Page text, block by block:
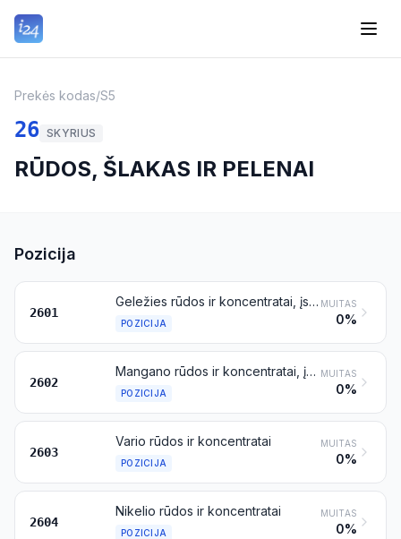
Prekės kodas/S5
26 SKYRIUS
RŪDOS, ŠLAKAS IR PELENAI
Pozicija
2601
Geležies rūdos ir koncentratai, įskaitant degtus geležies piritus
POZICIJA
MUITAS
0%
2602
Mangano rūdos ir koncentratai, įskaitant geležingas mangano rūdas ir koncentratus, kuriuose manganas sudaro ne mažiau kaip 20 % sausojo produkto masės
POZICIJA
MUITAS
0%
2603
Vario rūdos ir koncentratai
POZICIJA
MUITAS
0%
2604
Nikelio rūdos ir koncentratai
POZICIJA
MUITAS
0%